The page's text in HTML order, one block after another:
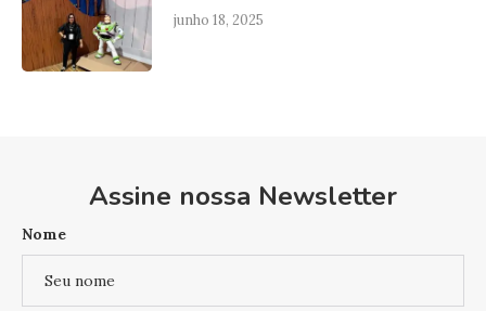
junho 18, 2025
Assine nossa Newsletter
Nome